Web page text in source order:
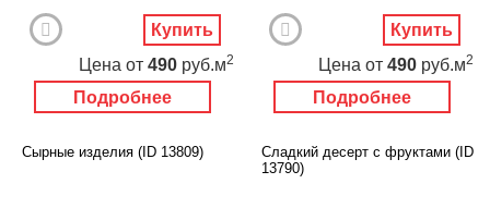
Подробнее
Цена от 490 руб.м2
Купить
Подробнее
Цена от 490 руб.м2
Купить
Сырные изделия (ID 13809)
Сладкий десерт с фруктами (ID
13790)